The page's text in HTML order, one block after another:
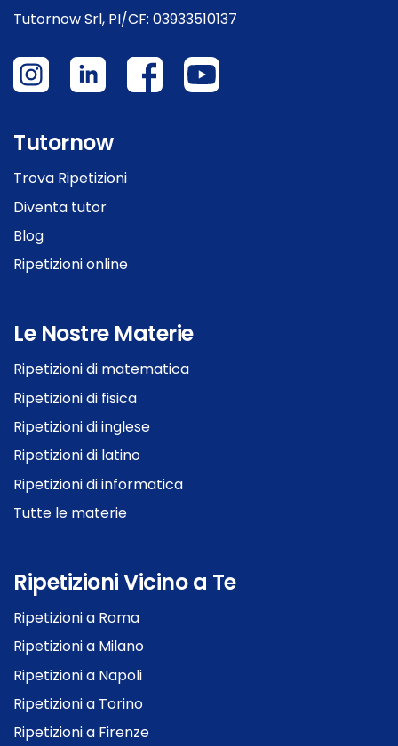
Tutornow Srl, PI/CF: 03933510137
Tutornow
Trova Ripetizioni
Diventa tutor
Blog
Ripetizioni online
Le Nostre Materie
Ripetizioni di matematica
Ripetizioni di fisica
Ripetizioni di inglese
Ripetizioni di latino
Ripetizioni di informatica
Tutte le materie
Ripetizioni Vicino a Te
Ripetizioni a Roma
Ripetizioni a Milano
Ripetizioni a Napoli
Ripetizioni a Torino
Ripetizioni a Firenze